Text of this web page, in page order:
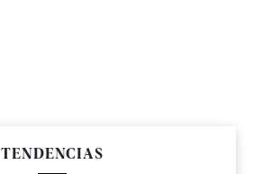
TENDENCIAS